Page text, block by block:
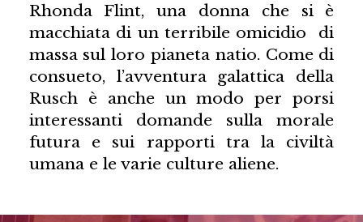
Rhonda Flint, una donna che si è
macchiata di un terribile omicidio di
massa sul loro pianeta natio. Come di
consueto, l’avventura galattica della
Rusch è anche un modo per porsi
interessanti domande sulla morale
futura e sui rapporti tra la civiltà
umana e le varie culture aliene.